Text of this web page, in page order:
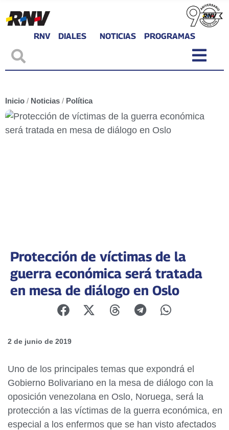
RNV DIALES NOTICIAS PROGRAMAS
Inicio / Noticias / Política
Protección de víctimas de la
guerra económica será tratada
en mesa de diálogo en Oslo
2 de junio de 2019
Uno de los principales temas que expondrá el
Gobierno Bolivariano en la mesa de diálogo con la
oposición venezolana en Oslo, Noruega, será la
protección a las víctimas de la guerra económica, en
especial a los enfermos que se han visto afectados